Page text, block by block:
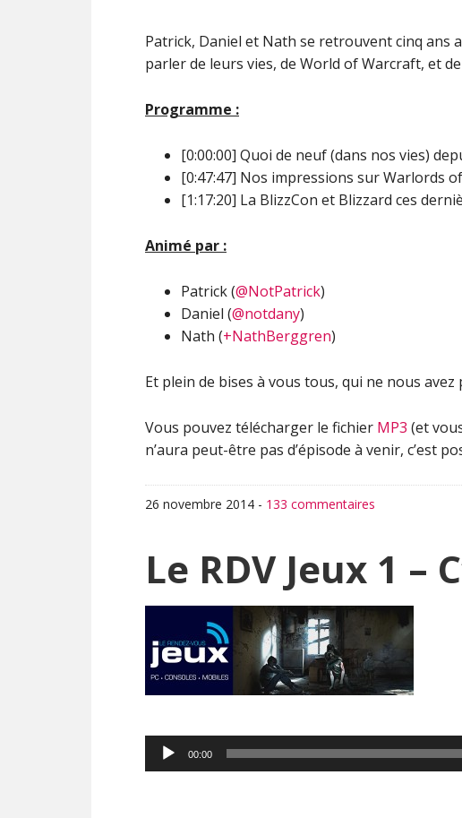
Patrick, Daniel et Nath se retrouvent cinq ans
parler de leurs vies, de World of Warcraft, et
Programme :
[0:00:00] Quoi de neuf (dans nos vies)
[0:47:47] Nos impressions sur Warlords
[1:17:20] La BlizzCon et Blizzard ces
Animé par :
Patrick (@NotPatrick)
Daniel (@notdany)
Nath (+NathBerggren)
Et plein de bises à vous tous, qui ne nous avez
Vous pouvez télécharger le fichier MP3 (et
n’aura peut-être pas d’épisode à venir, c’est
26 novembre 2014 - 133 commentaires
Le RDV Jeux 1 –
Lecteur
audio
00:00